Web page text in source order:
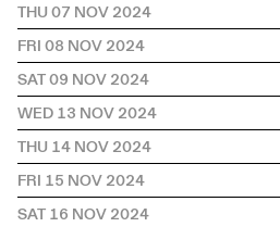
THU 07 NOV 2024
FRI 08 NOV 2024
SAT 09 NOV 2024
WED 13 NOV 2024
THU 14 NOV 2024
FRI 15 NOV 2024
SAT 16 NOV 2024